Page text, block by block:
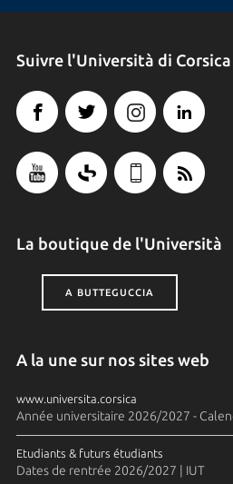
Suivre l'Università di Corsica
La boutique de l'Università
A BUTTEGUCCIA
A la une sur nos sites web
www.universita.corsica
Année universitaire 2026/2027 -
Etudiants & futurs étudiants
Dates de rentrée 2026/2027 | IUT